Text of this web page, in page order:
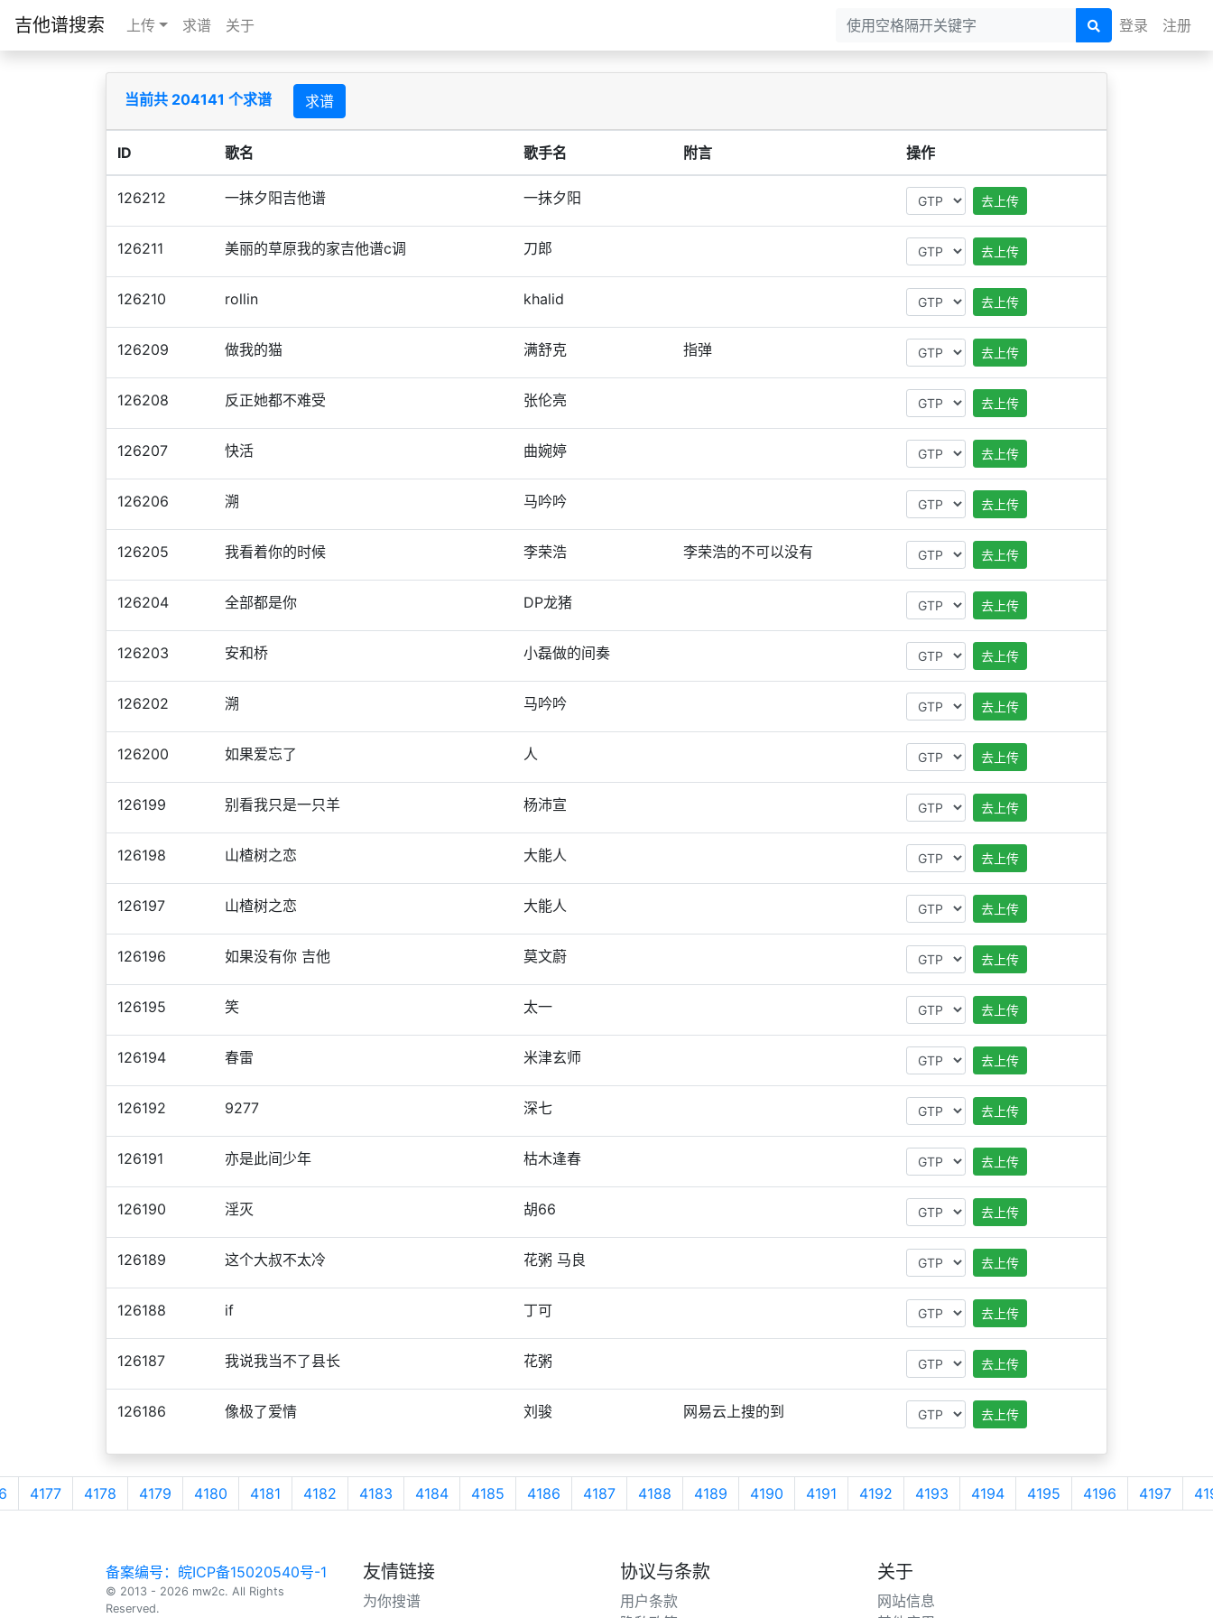
吉他谱搜索 上传 求谱 关于 登录 注册
当前共 204141 个求谱 求谱
ID 歌名 歌手名 附言 操作
126212 一抹夕阳吉他谱 一抹夕阳 去上传
126211 美丽的草原我的家吉他谱c调 刀郎 去上传
126210 rollin khalid 去上传
126209 做我的猫 满舒克 指弹 去上传
126208 反正她都不难受 张伦亮 去上传
126207 快活 曲婉婷 去上传
126206 溯 马吟吟 去上传
126205 我看着你的时候 李荣浩 李荣浩的不可以没有 去上传
126204 全部都是你 DP龙猪 去上传
126203 安和桥 小磊做的间奏 去上传
126202 溯 马吟吟 去上传
126200 如果爱忘了 人 去上传
126199 别看我只是一只羊 杨沛宣 去上传
126198 山楂树之恋 大能人 去上传
126197 山楂树之恋 大能人 去上传
126196 如果没有你 吉他 莫文蔚 去上传
126195 笑 太一 去上传
126194 春雷 米津玄师 去上传
126192 9277 深七 去上传
126191 亦是此间少年 枯木逢春 去上传
126190 淫灭 胡66 去上传
126189 这个大叔不太冷 花粥 马良 去上传
126188 if 丁可 去上传
126187 我说我当不了县长 花粥 去上传
126186 像极了爱情 刘骏 网易云上搜的到 去上传
4177 4178 4179 4180 4181 4182 4183 4184 4185 4186 4187 4188 4189 4190 4191 4192 4193 4194 4195 4196 4197
备案编号：皖ICP备15020540号-1
© 2013 - 2026 mw2c. All Rights
Reserved.
友情链接
为你搜谱
协议与条款
用户条款
关于
网站信息